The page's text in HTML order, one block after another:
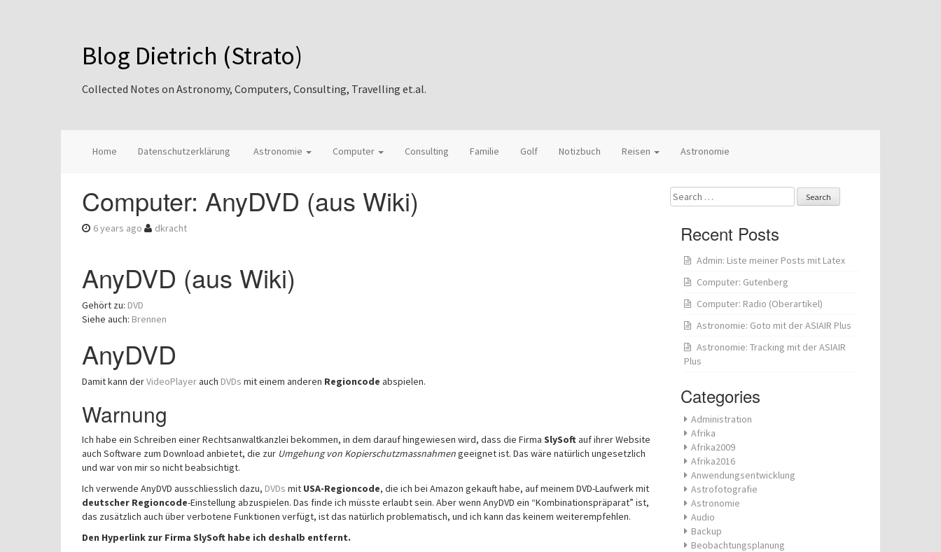
Blog Dietrich (Strato)
Collected Notes on Astronomy, Computers, Consulting, Travelling et.al.
Home Datenschutzerklärung Astronomie Computer Consulting Familie Golf Notizbuch Reisen Astronomie
Computer: AnyDVD (aus Wiki)
6 years ago dkracht
AnyDVD (aus Wiki)
Gehört zu: DVD
Siehe auch: Brennen
AnyDVD
Damit kann derVideoPlayerauch DVDs mit einem anderen Regioncode abspielen.
Warnung
Ich habe ein Schreiben einer Rechtsanwaltkanzlei bekommen, in dem darauf hingewiesen wird, dass die Firma SlySoftauf ihrer Website
auch Software zum Download anbietet, die zur Umgehung von Kopierschutzmassnahmengeeignet ist. Das wäre natürlich ungesetzlich
und war von mir so nicht beabsichtigt.
Ich verwende AnyDVD ausschliesslich dazu, DVDs mit USA-Regioncode, die ich bei Amazon gekauft habe, auf meinem DVD-Laufwerk mit
deutscher Regioncode-Einstellung abzuspielen. Das finde ich müsste erlaubt sein. Aber wenn AnyDVD ein “Kombinationspräparat” ist,
das zusätzlich auch über verbotene Funktionen verfügt, ist das natürlich problematisch, und ich kann das keinem weiterempfehlen.
Den Hyperlink zur Firma SlySoft habe ich deshalb entfernt.
Search
for:
Recent Posts
Admin: Liste meiner Posts mit Latex
Computer: Gutenberg
Computer: Radio (Oberartikel)
Astronomie: Goto mit der ASIAIR Plus
Astronomie: Tracking mit der ASIAIR
Plus
Categories
Administration
Afrika
Afrika2009
Afrika2016
Anwendungsentwicklung
Astrofotografie
Astronomie
Audio
Backup
Beobachtungsplanung